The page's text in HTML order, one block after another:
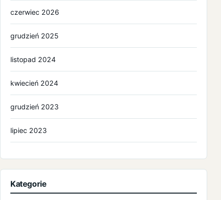
czerwiec 2026
grudzień 2025
listopad 2024
kwiecień 2024
grudzień 2023
lipiec 2023
Kategorie